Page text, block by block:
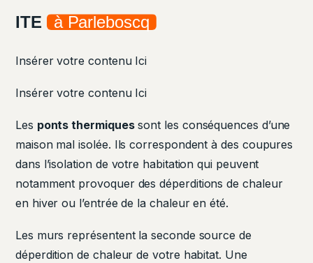
ITE à Parleboscq
Insérer votre contenu Ici
Insérer votre contenu Ici
Les ponts thermiquessont les conséquences d’une
maison mal isolée. Ils correspondent à des coupures
dans l’isolation de votre habitation qui peuvent
notamment provoquer des déperditions de chaleur
en hiver ou l’entrée de la chaleur en été.
Les murs représentent la seconde source de
déperdition de chaleur de votre habitat. Une